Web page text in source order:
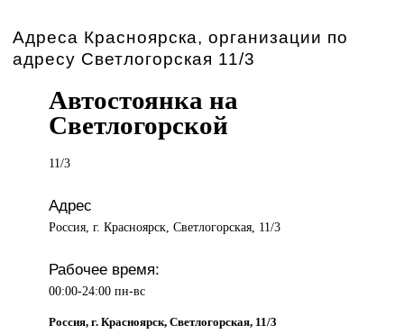
Адреса Красноярска, организации по
адресу Светлогорская 11/3
Автостоянка на
Светлогорской
11/3
Адрес
Россия, г. Красноярск, Светлогорская, 11/3
Рабочее время:
00:00-24:00 пн-вс
Россия, г. Красноярск, Светлогорская, 11/3